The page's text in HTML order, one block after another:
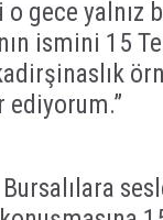
gece yalnız
ismini 15